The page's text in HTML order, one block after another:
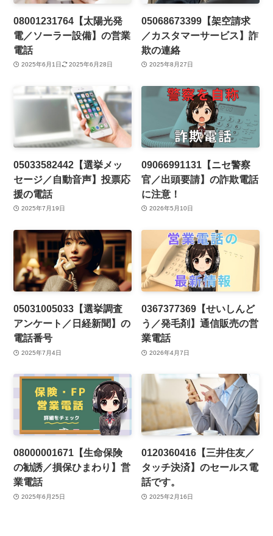
08001231764【太陽光発
電／ソーラー設備】の営業
電話
2025年6月1日 2025年6月28日
05068673399【架空請求
／カスタマーサービス】詐
欺の連絡
2025年8月27日
05033582442【選挙メッ
セージ／自動音声】投票応
援の電話
2025年7月19日
09066991131【ニセ警察
官／出頭要請】の詐欺電話
に注意！
2026年5月10日
05031005033【選挙調査
アンケート／日経新聞】の
電話番号
2025年7月4日
0367377369【せいしんど
う／発毛剤】通信販売の営
業電話
2026年4月7日
08000001671【生命保険
の勧誘／損保ひまわり】営
業電話
2025年6月25日
0120360416【三井住友／
タッチ決済】のセールス電
話です。
2025年2月16日